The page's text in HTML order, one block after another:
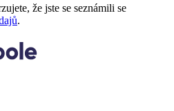
že jste se seznámili se
.